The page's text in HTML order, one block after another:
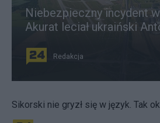
Niebezpieczny incydent w
Akurat leciał ukraiński
Redakcja
Sikorski nie gryzł się w język. Tak